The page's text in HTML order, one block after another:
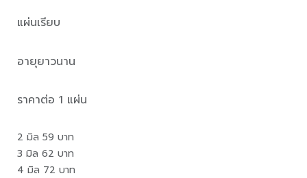
แผ่นเรียบ
อายุยาวนาน
ราคาต่อ 1 แผ่น
2 มิล 59 บาท
3 มิล 62 บาท
4 มิล 72 บาท